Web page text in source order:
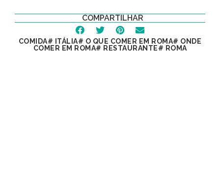
COMPARTILHAR
COMIDA# ITÁLIA# O QUE COMER EM ROMA# ONDE
COMER EM ROMA# RESTAURANTE# ROMA